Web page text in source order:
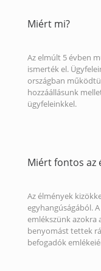
Miért mi?
Az elmúlt 5 évben
ismerték el.
országban
hozzáállásunk
ügyfeleinkkel.
Miért fontos az
Az élmények
egyhangúságából.
emlékszünk azokra
benyomást tettek
befogadók